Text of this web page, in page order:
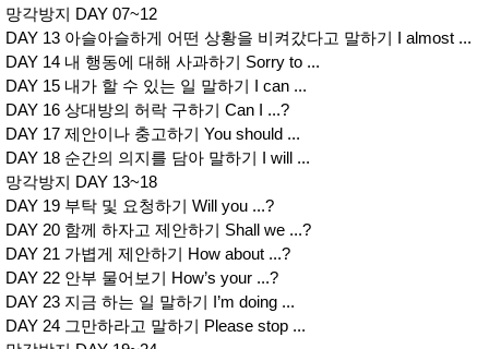
망각방지 DAY 07~12
DAY 13 아슬아슬하게 어떤 상황을 비켜갔다고 말하기 I almost ...
DAY 14 내 행동에 대해 사과하기 Sorry to ...
DAY 15 내가 할 수 있는 일 말하기 I can ...
DAY 16 상대방의 허락 구하기 Can I ...?
DAY 17 제안이나 충고하기 You should ...
DAY 18 순간의 의지를 담아 말하기 I will ...
망각방지 DAY 13~18
DAY 19 부탁 및 요청하기 Will you ...?
DAY 20 함께 하자고 제안하기 Shall we ...?
DAY 21 가볍게 제안하기 How about ...?
DAY 22 안부 물어보기 How’s your ...?
DAY 23 지금 하는 일 말하기 I’m doing ...
DAY 24 그만하라고 말하기 Please stop ...